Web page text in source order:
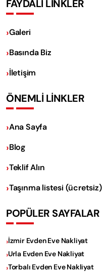
FAYDALI LİNKLER
Galeri
Basında Biz
İletişim
ÖNEMLİ LİNKLER
Ana Sayfa
Blog
Teklif Alın
Taşınma listesi (ücretsiz)
POPÜLER SAYFALAR
İzmir Evden Eve Nakliyat
Urla Evden Eve Nakliyat
Torbalı Evden Eve Nakliyat